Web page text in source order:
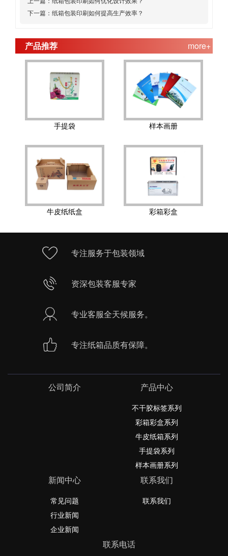
下一篇： 纸箱包装印刷如何提高生产效率？
产品推荐 more+
手提袋 样本画册
牛皮纸纸盒 彩箱彩盒
专注服务于包装领域
资深包装客服专家
专业客服全天候服务。
专注纸箱品质有保障。
公司简介 产品中心
不干胶标签系列
彩箱彩盒系列
牛皮纸箱系列
手提袋系列
样本画册系列
新闻中心
常见问题
行业新闻
企业新闻
联系我们
联系我们
联系电话